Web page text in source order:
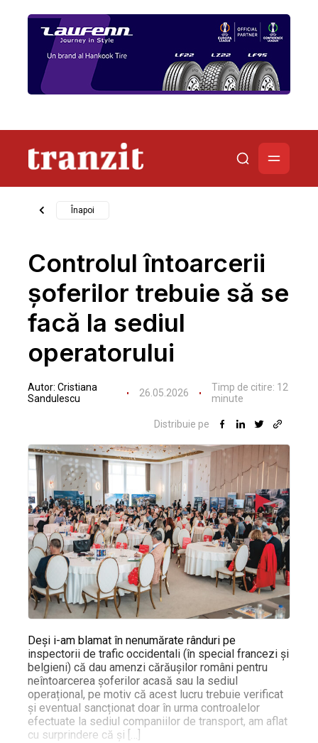
Înapoi
Controlul întoarcerii
șoferilor trebuie să se
facă la sediul
operatorului
Autor: Cristiana
Sandulescu
26.05.2026 Timp de citire: 12
minute
Distribuie pe
Deși i-am blamat în nenumărate rânduri pe
inspectorii de trafic occidentali (în special francezi și
belgieni) că dau amenzi cărăușilor români pentru
neîntoarcerea șoferilor acasă sau la sediul
operațional, pe motiv că acest lucru trebuie verificat
și eventual sancționat doar în urma controalelor
efectuate la sediul companiilor de transport, am aflat
cu surprindere că și […]